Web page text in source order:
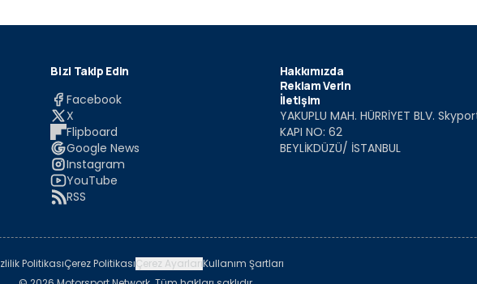
Bizi Takip Edin
Facebook
X
Flipboard
Google News
Instagram
YouTube
RSS
Hakkımızda
Reklam Verin
İletişim
YAKUPLU MAH. HÜRRİYET BLV.
KAPI NO: 62
BEYLİKDÜZÜ/ İSTANBUL
PolitikasıÇerez PolitikasıÇerez AyarlarıKullanım Şartları